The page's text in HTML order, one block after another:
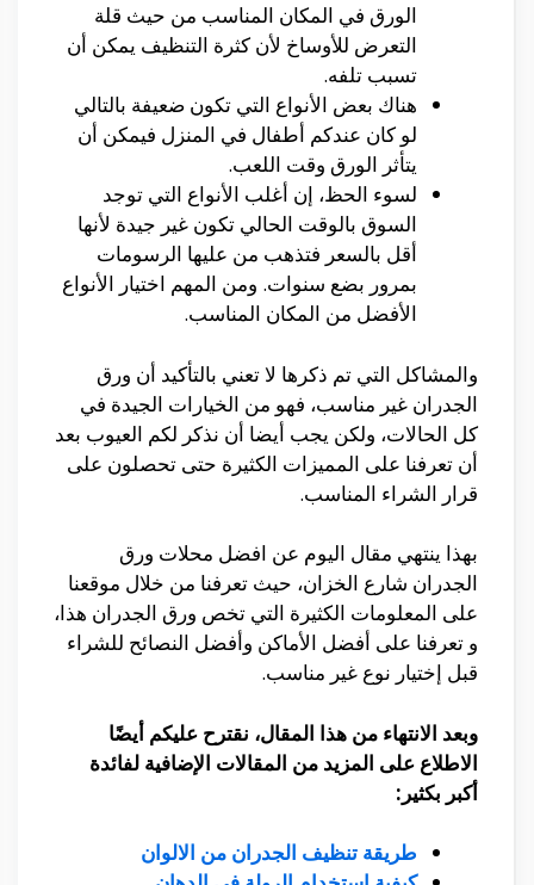
الورق في المكان المناسب من حيث قلة
التعرض للأوساخ لأن كثرة التنظيف يمكن أن
تسبب تلفه.
هناك بعض الأنواع التي تكون ضعيفة بالتالي
لو كان عندكم أطفال في المنزل فيمكن أن
يتأثر الورق وقت اللعب.
لسوء الحظ، إن أغلب الأنواع التي توجد
السوق بالوقت الحالي تكون غير جيدة لأنها
أقل بالسعر فتذهب من عليها الرسومات
بمرور بضع سنوات. ومن المهم اختيار الأنواع
الأفضل من المكان المناسب.
والمشاكل التي تم ذكرها لا تعني بالتأكيد أن ورق
الجدران غير مناسب، فهو من الخيارات الجيدة في
كل الحالات، ولكن يجب أيضا أن نذكر لكم العيوب بعد
أن تعرفنا على المميزات الكثيرة حتى تحصلون على
قرار الشراء المناسب.
بهذا ينتهي مقال اليوم عن افضل محلات ورق
الجدران شارع الخزان، حيث تعرفنا من خلال موقعنا
على المعلومات الكثيرة التي تخص ورق الجدران هذا،
و تعرفنا على أفضل الأماكن وأفضل النصائح للشراء
قبل إختيار نوع غير مناسب.
وبعد الانتهاء من هذا المقال، نقترح عليكم أيضًا
الاطلاع على المزيد من المقالات الإضافية لفائدة
أكبر بكثير:
طريقة تنظيف الجدران من الالوان